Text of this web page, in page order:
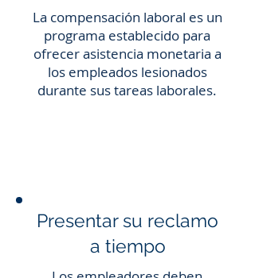
La compensación laboral es un
programa establecido para
ofrecer asistencia monetaria a
los empleados lesionados
durante sus tareas laborales.
Presentar su reclamo
a tiempo